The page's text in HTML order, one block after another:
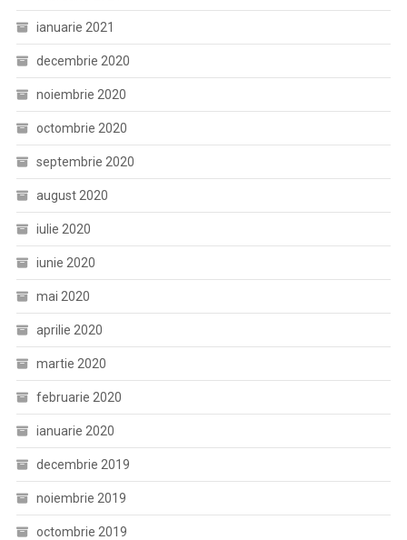
ianuarie 2021
decembrie 2020
noiembrie 2020
octombrie 2020
septembrie 2020
august 2020
iulie 2020
iunie 2020
mai 2020
aprilie 2020
martie 2020
februarie 2020
ianuarie 2020
decembrie 2019
noiembrie 2019
octombrie 2019